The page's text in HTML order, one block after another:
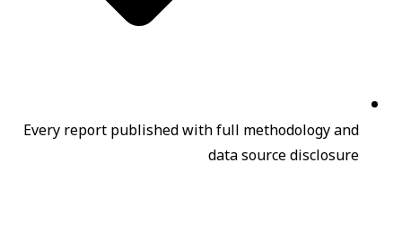
Every report published with full methodology and
data source disclosure